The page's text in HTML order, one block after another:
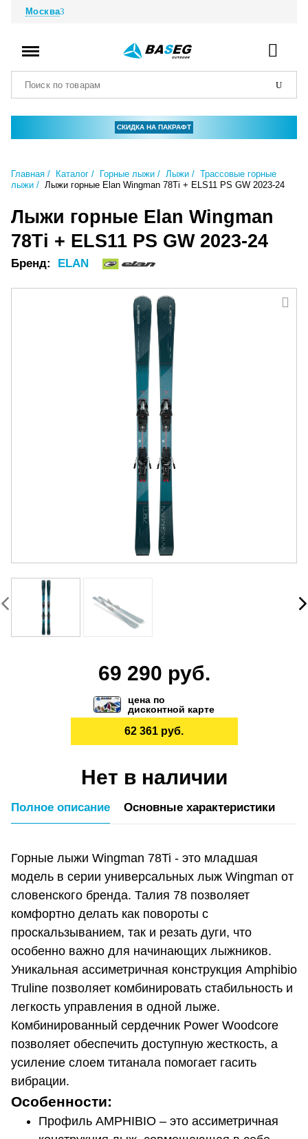
Москва
СКИДКА НА ПАКРАФТ
Главная Каталог Горные лыжи Лыжи
Трассовые горные
лыжи
Лыжи горные Elan Wingman 78Ti + ELS11 PS GW 2023-24
Лыжи горные Elan Wingman
78Ti + ELS11 PS GW 2023-24
Бренд: ELAN
69 290 руб.
цена по
дисконтной карте
62 361 руб.
Нет в наличии
Полное описание Основные характеристики
Горные лыжи Wingman 78Ti - это младшая
модель в серии универсальных лыж Wingman от
словенского бренда. Талия 78 позволяет
комфортно делать как повороты с
проскальзыванием, так и резать дуги, что
особенно важно для начинающих лыжников.
Уникальная ассиметричная конструкция Amphibio
Truline позволяет комбинировать стабильность и
легкость управления в одной лыже.
Комбинированный сердечник Power Woodcore
позволяет обеспечить доступную жесткость, а
усиление слоем титанала помогает гасить
вибрации.
Особенности:
Профиль AMPHIBIO – это ассиметричная